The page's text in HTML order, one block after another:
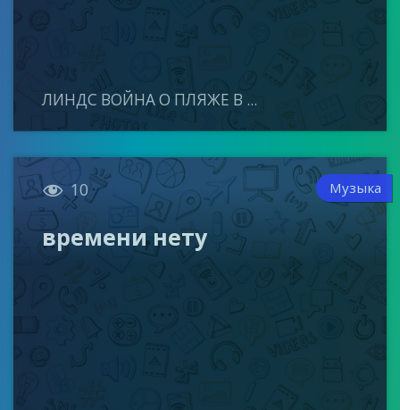
ЛИНДС ВОЙНА О ПЛЯЖЕ В ...
 10 Музыка
времени нету